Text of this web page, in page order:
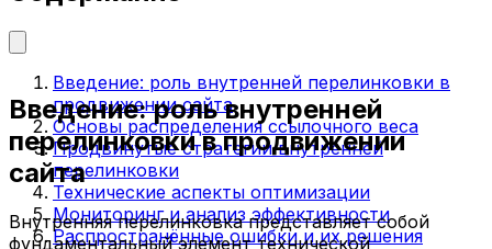
Введение: роль внутренней перелинковки в
продвижении сайта
Основы распределения ссылочного веса
Продвинутые стратегии внутренней
перелинковки
Технические аспекты оптимизации
Мониторинг и анализ эффективности
Распространённые ошибки и их решения
Введение: роль внутренней
перелинковки в продвижении
сайта
Внутренняя перелинковка представляет собой
фундаментальный элемент технической